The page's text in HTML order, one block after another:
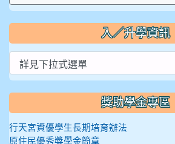
入／升學資訊
獎助學金專區
行天宮資優學生長期培育辦法
原住民優秀獎學金簡章